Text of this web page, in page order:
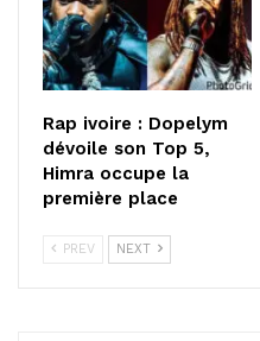
Rap ivoire : Dopelym
dévoile son Top 5,
Himra occupe la
première place
PREV NEXT